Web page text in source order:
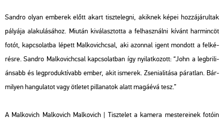
Sand­ro olyan em­be­rek előtt akart tisz­te­leg­ni, akik­nek képei hoz­zá­já­rul­tak
pá­lyá­ja ala­ku­lá­sá­hoz. Mi­u­tán ki­vá­lasz­tot­ta a fel­hasz­nál­ni kí­vánt har­minc­öt
fotót, kap­cso­lat­ba lé­pett Mal­ko­vich­csal, aki azon­nal igent mon­dott a fel­ké­
rés­re. Sand­ro Mal­ko­vich­csal kap­cso­lat­ban így nyi­lat­ko­zott: “John a leg­bri­li­
án­sabb és leg­pro­duk­tí­vabb ember, akit is­me­rek. Zse­ni­a­li­tá­sa pá­rat­lan. Bár­
mi­lyen han­gu­la­tot vagy öt­le­tet pil­la­na­tok alatt ma­gá­é­vá tesz.”
A Mal­ko­vich Mal­ko­vich Mal­ko­vich | Tisz­te­let a ka­me­ra mes­te­re­i­nekfo­tó­in